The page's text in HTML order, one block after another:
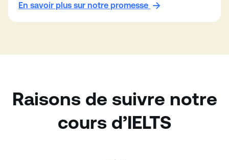
En savoir plus sur notre promesse
Raisons de suivre notre
cours d’IELTS